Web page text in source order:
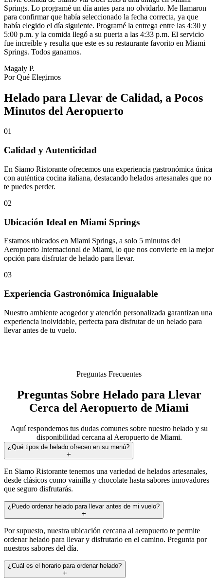
Springs. Lo programé un día antes para no olvidarlo. Me llamaron
para confirmar que había seleccionado la fecha correcta, ya que
había elegido el día siguiente. Programé la entrega entre las 4:30 y
5:00 p.m. y la comida llegó a su puerta a las 4:33 p.m. El servicio
fue increíble y resulta que este es su restaurante favorito en Miami
Springs. Todos ganamos.
Magaly P.
Por Qué Elegirnos
Helado para Llevar de Calidad, a Pocos
Minutos del Aeropuerto
01
Calidad y Autenticidad
En Siamo Ristorante ofrecemos una experiencia gastronómica única
con auténtica cocina italiana, destacando helados artesanales que no
te puedes perder.
02
Ubicación Ideal en Miami Springs
Estamos ubicados en Miami Springs, a solo 5 minutos del
Aeropuerto Internacional de Miami, lo que nos convierte en la mejor
opción para disfrutar de helado para llevar.
03
Experiencia Gastronómica Inigualable
Nuestro ambiente acogedor y atención personalizada garantizan una
experiencia inolvidable, perfecta para disfrutar de un helado para
llevar antes de tu vuelo.
Preguntas Frecuentes
Preguntas Sobre Helado para Llevar
Cerca del Aeropuerto de Miami
Aquí respondemos tus dudas comunes sobre nuestro helado y su
disponibilidad cercana al Aeropuerto de Miami.
¿Qué tipos de helado ofrecen en su menú?
En Siamo Ristorante tenemos una variedad de helados artesanales,
desde clásicos como vainilla y chocolate hasta sabores innovadores
que seguro disfrutarás.
¿Puedo ordenar helado para llevar antes de mi vuelo?
Por supuesto, nuestra ubicación cercana al aeropuerto te permite
ordenar helado para llevar y disfrutarlo en el camino. Pregunta por
nuestros sabores del día.
¿Cuál es el horario para ordenar helado?